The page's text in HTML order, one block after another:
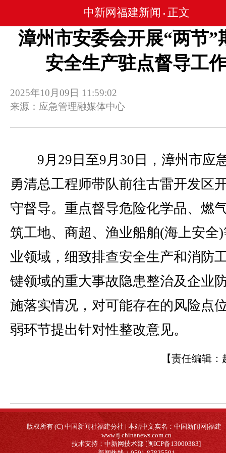
中新网福建新闻 • 正文
漳州市安委会开展“两节”
安全生产驻点督导工
2025年10月09日 11:59:02
来源：应急管理融媒体中心
9月29日至9月30日，漳州市应
勇清总工程师带队前往古雷开发区
守督导。重点督导危险化学品、燃
筑工地、商超、渔业船舶(海上安全
业领域，细致排查安全生产和消防
键领域的重大事故隐患整治及企业
施落实情况，对可能存在的风险点
弱环节提出针对性整改意见。
【责任编辑：
版权所有 (C) 中国新闻社福建分社 | 本站中文实名：中国新闻网|福建
www.fj.chinanews.com.cn
技术支持：中新网技术部 [闽ICP备13000383]